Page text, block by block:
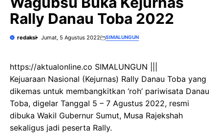
Rally Danau Toba 2022
redaksi Jumat, 5 Agustus 2022 SIMALUNGUN
https://aktualonline.co SIMALUNGUN |||
Kejuaraan Nasional (Kejurnas) Rally Danau Toba yang
dikemas untuk membangkitkan ‘roh’ pariwisata Danau
Toba, digelar Tanggal 5 – 7 Agustus 2022, resmi
dibuka Wakil Gubernur Sumut, Musa Rajekshah
sekaligus jadi peserta Rally.